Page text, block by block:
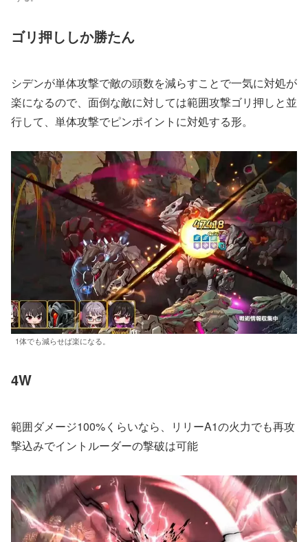
ゴリ押ししか勝たん
シデンが単体攻撃で敵の頭数を減らすことで一気に対処が
楽になるので、面倒な敵に対しては範囲攻撃ゴリ押しと並
行して、単体攻撃でピンポイントに対処する形。
1体でも減らせば楽になる。
4W
範囲ダメージ100%くらいなら、リリーA1の火力でも再攻
撃込みでイントルーダーの撃破は可能